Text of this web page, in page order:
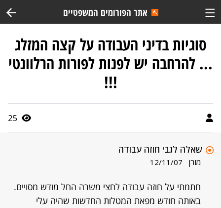
אתר הפורומים המשפטיים
סוגיות בדיני העבודה על קצה המזלג
... להרחבה יש לפנות לפורות הרלוונטי
!!!
25
שאלה לגבי חוזה עבודה
מורן 12/11/07
חתמתי על חוזה עבודה לחצי משרה החל מודש מסויים.
באותה חודש מפאת המטלות החדשות שהיה עלי